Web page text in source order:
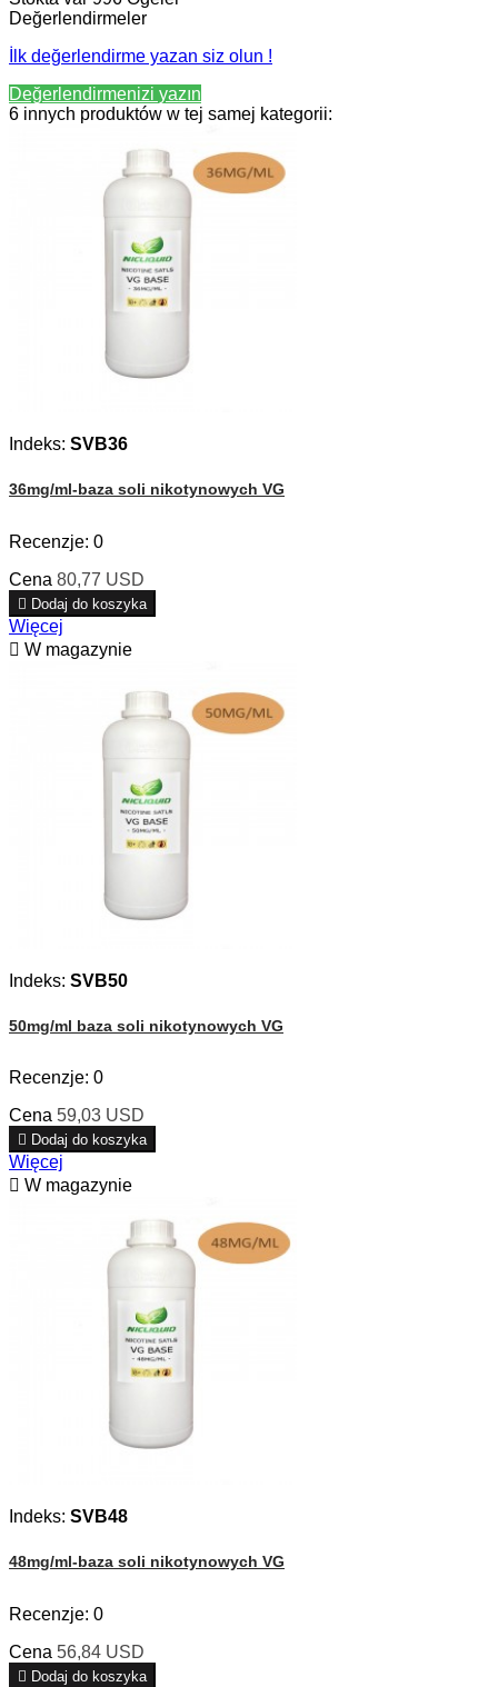
Değerlendirmeler
İlk değerlendirme yazan siz olun !
Değerlendirmenizi yazın
6 innych produktów w tej samej kategorii:
Indeks: SVB36
36mg/ml-baza soli nikotynowych VG
Recenzje: 0
Cena 80,77 USD
 Dodaj do koszyka
Więcej
 W magazynie
Indeks: SVB50
50mg/ml baza soli nikotynowych VG
Recenzje: 0
Cena 59,03 USD
 Dodaj do koszyka
Więcej
 W magazynie
Indeks: SVB48
48mg/ml-baza soli nikotynowych VG
Recenzje: 0
Cena 56,84 USD
 Dodaj do koszyka